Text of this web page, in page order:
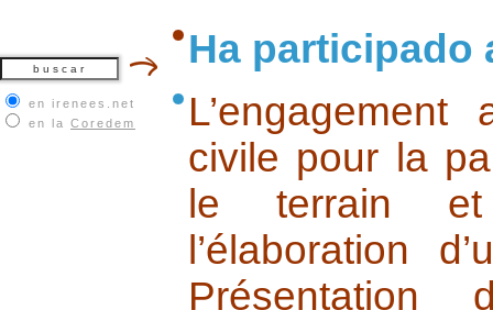
en irenees.net
en la Coredem
Ha participado
civile pour la
le terrain
l’élaboration
Présentation